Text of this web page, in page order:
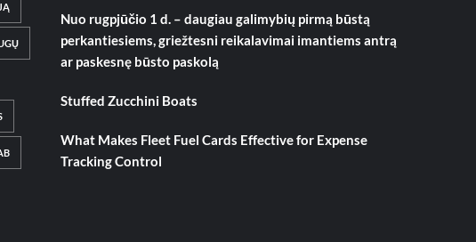
Nuo rugpjūčio 1 d. – daugiau galimybių pirmą būstą
perkantiesiems, griežtesni reikalavimai imantiems antrą
ar paskesnę būsto paskolą
Stuffed Zucchini Boats
What Makes Fleet Fuel Cards Effective for Expense
Tracking Control